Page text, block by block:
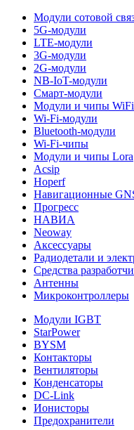
Модули сотовой
5G-модули
LTE-модули
3G-модули
2G-модули
NB-IoT-модули
Смарт-модули
Модули и чипы
Wi-Fi-модули
Bluetooth-модули
Wi-Fi-чипы
Модули и чипы Lora
Acsip
Hoperf
Навигационные
Прогресс
НАВИА
Neoway
Аксессуары
Радиодетали и
Средства
Антенны
Микроконтроллеры
Модули IGBT
StarPower
BYSM
Контакторы
Вентиляторы
Конденсаторы
DC-Link
Ионисторы
Предохранители